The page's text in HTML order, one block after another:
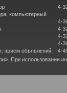
компьютерный
прием объявлений
4-
4-
4-
4-
4-
4-
При использовании